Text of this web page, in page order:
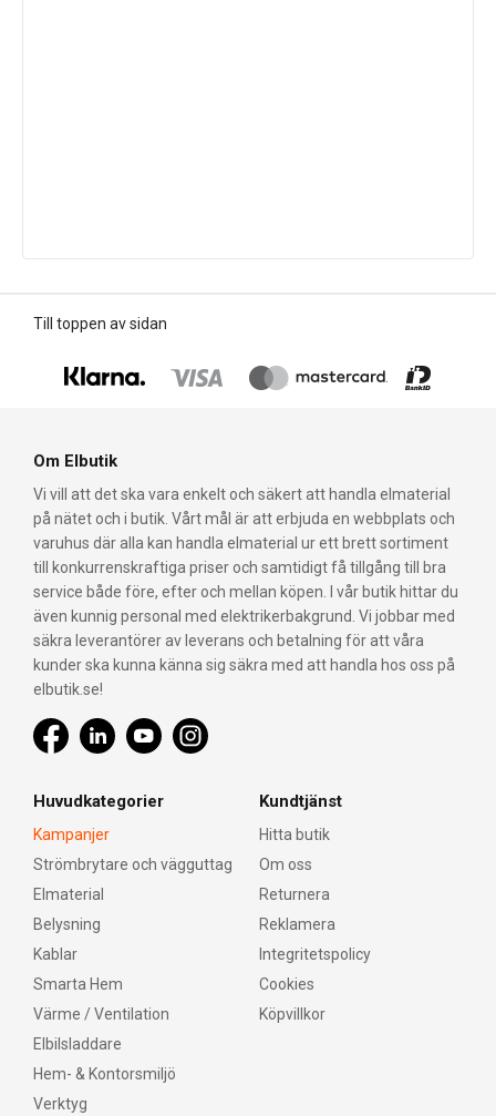
Till toppen av sidan
Om Elbutik
Vi vill att det ska vara enkelt och säkert att handla elmaterial
på nätet och i butik. Vårt mål är att erbjuda en webbplats och
varuhus där alla kan handla elmaterial ur ett brett sortiment
till konkurrenskraftiga priser och samtidigt få tillgång till bra
service både före, efter och mellan köpen. I vår butik hittar du
även kunnig personal med elektrikerbakgrund. Vi jobbar med
säkra leverantörer av leverans och betalning för att våra
kunder ska kunna känna sig säkra med att handla hos oss på
elbutik.se!
Huvudkategorier
Kampanjer
Strömbrytare och vägguttag
Elmaterial
Belysning
Kablar
Smarta Hem
Värme / Ventilation
Elbilsladdare
Hem- & Kontorsmiljö
Verktyg
Kundtjänst
Hitta butik
Om oss
Returnera
Reklamera
Integritetspolicy
Cookies
Köpvillkor